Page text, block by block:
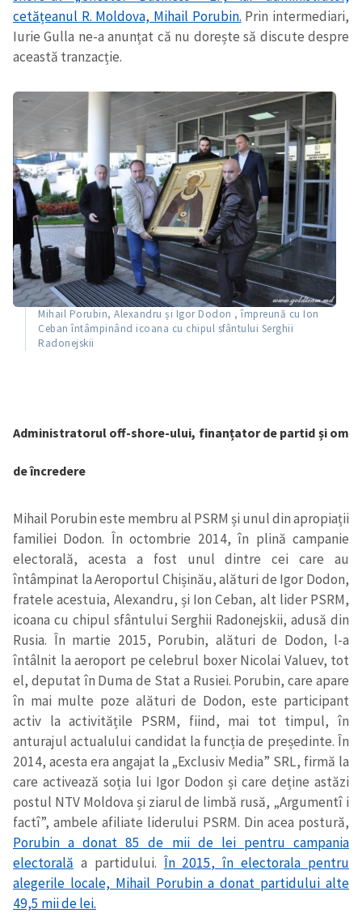
Trimite o informație
Despre ZdG
in English
на русском
cetățeanul R. Moldova, Mihail Porubin. Prin intermediari,
Iurie Gulla ne-a anunțat că nu dorește să discute despre
această tranzacție.
Mihail Porubin, Alexandru și Igor Dodon , împreună cu Ion
Ceban întâmpinând icoana cu chipul sfântului Serghii
Radonejskii
Administratorul off-shore-ului, finanțator de partid și om
de încredere
Mihail Porubin este membru al PSRM și unul din apropiații
familiei Dodon. În octombrie 2014, în plină campanie
electorală, acesta a fost unul dintre cei care au
întâmpinat la Aeroportul Chișinău, alături de Igor Dodon,
fratele acestuia, Alexandru, și Ion Ceban, alt lider PSRM,
icoana cu chipul sfântului Serghii Radonejskii, adusă din
Rusia. În martie 2015, Porubin, alături de Dodon, l-a
întâlnit la aeroport pe celebrul boxer Nicolai Valuev, tot
el, deputat în Duma de Stat a Rusiei. Porubin, care apare
în mai multe poze alături de Dodon, este participant
activ la activitățile PSRM, fiind, mai tot timpul, în
anturajul actualului candidat la funcția de președinte. În
2014, acesta era angajat la „Exclusiv Media” SRL, firmă la
care activează soția lui Igor Dodon și care deține astăzi
postul NTV Moldova și ziarul de limbă rusă, „Argumentî i
factî”, ambele afiliate liderului PSRM. Din acea postură,
Porubin a donat 85 de mii de lei pentru campania
electorală a partidului. În 2015, în electorala pentru
alegerile locale, Mihail Porubin a donat partidului alte
49,5 mii de lei.